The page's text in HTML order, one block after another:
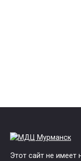
Этот сайт не имеет